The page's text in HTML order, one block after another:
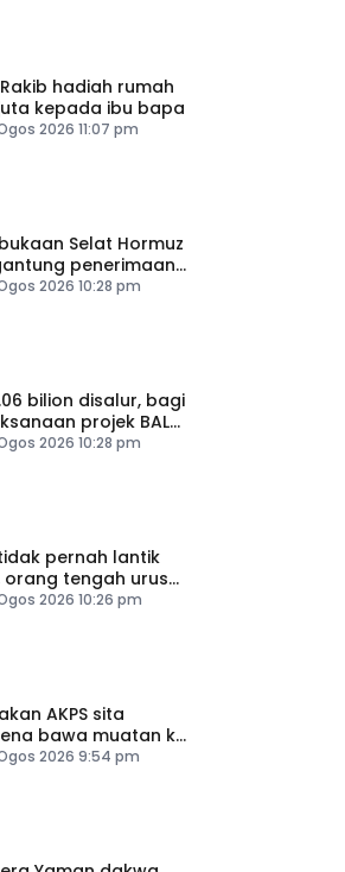
hadiah rumah
juta kepada ibu bapa
2026 11:07 pm
Selat Hormuz
penerimaan
2026 10:28 pm
bilion disalur, bagi
projek BALB
2026 10:28 pm
pernah lantik
orang tengah urus
2026 10:26 pm
AKPS sita
bawa muatan ke
bukti ketegasan
2026 9:54 pm